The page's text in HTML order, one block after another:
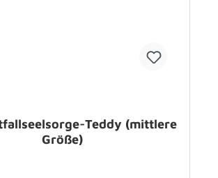
Teddy (mittlere
Größe)